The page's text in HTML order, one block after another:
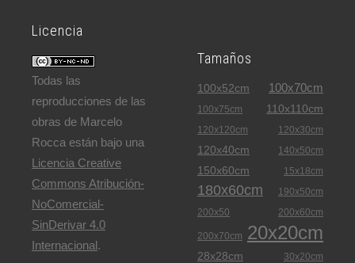
Licencia
Todas las
reproducciones de las
obras de Marcelo
Rocca están bajo una
Licencia Creative
Commons Atribución-
NoComercial-
SinDerivar 4.0
Internacional.
Tamaños
100x52cm 100x70cm
100x75cm 110x110cm
120x120cm 120x30cm
120x40cm 140x50cm
150x60cm 15x18cm
180x60cm
190x50cm
200x50
200x60cm
200x70cm 20x20cm
28x28cm 30x20cm